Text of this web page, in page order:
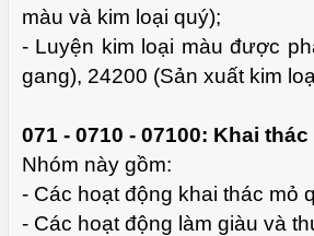
màu và kim loại quý);
- Luyện kim loại màu được
gang), 24200 (Sản xuất kim
071 - 0710 - 07100: Khai
Nhóm này gồm:
- Các hoạt động khai thác mỏ
- Các hoạt động làm giàu và